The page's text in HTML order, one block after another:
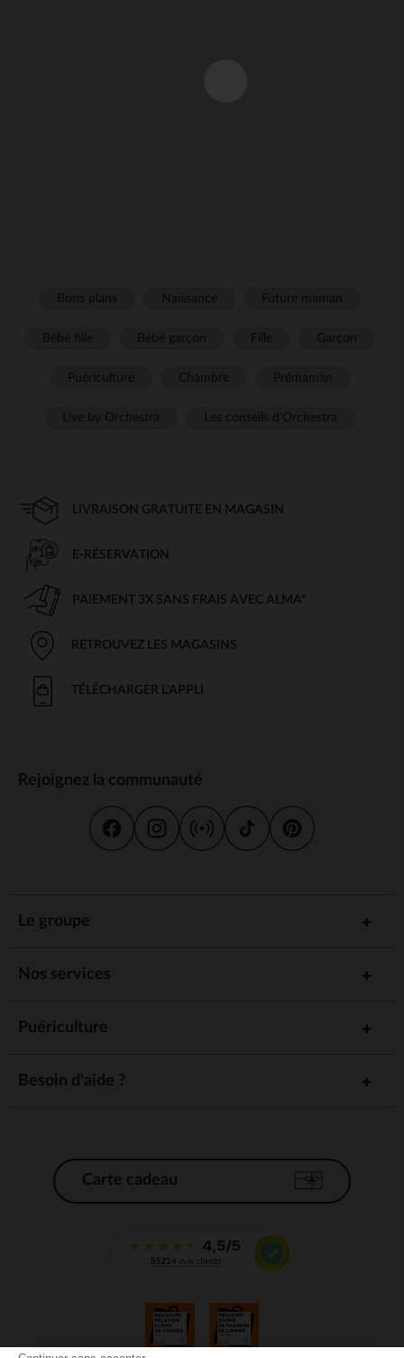
LIVRAISON GRATUITE EN MAGASIN
E-RÉSERVATION
PAIEMENT 3X SANS FRAIS AVEC ALMA*
RETROUVEZ LES MAGASINS
TÉLÉCHARGER L'APPLI
Rejoignez la communauté
Le groupe
Nos services
Puériculture
Besoin d'aide ?
Carte cadeau